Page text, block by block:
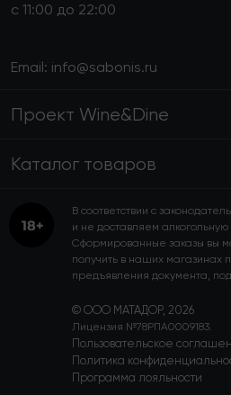
с 11:00 до 22:00
Email: info@sabonis.ru
Проект Wine&Dine
Каталог товаров
© ООО МАТАДОР, 2026
Лицензия №78РПА0009183.
Пользовательское
Политика
Программа лояльности
В соответствии с
и не доставляем
Сформированные заказы вы
получить в наших магазинах
предъявления документа,